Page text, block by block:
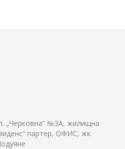
„Черковна“ №3А, жилищна
партер, ОФИС, жк.